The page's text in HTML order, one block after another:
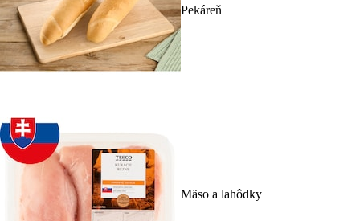
Pekáreň
Mäso a lahôdky